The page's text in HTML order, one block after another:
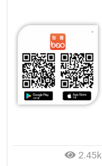
2.45k